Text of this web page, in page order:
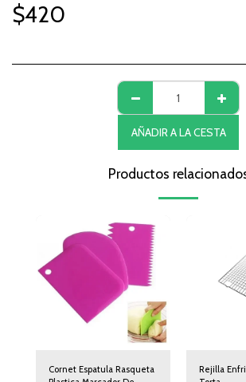
$420
AÑADIR A LA CESTA
Productos
Cornet Espatula Rasqueta
Rejilla